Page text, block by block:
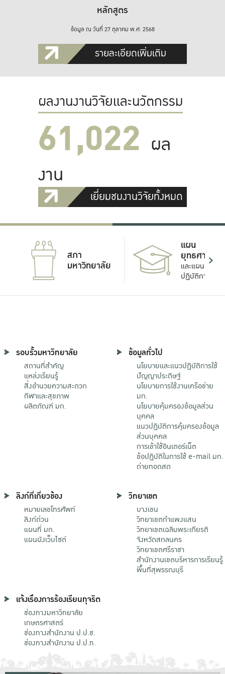
หลักสูตร
ข้อมูล ณ วันที่ 27 ตุลาคม พ.ศ. 2568
รายละเอียดเพิ่มเติม
ผลงานงานวิจัยและนวัตกรรม
61,022 ผล
งาน
เยี่ยมชมงานวิจัยทั้งหมด
สภา
มหาวิทยาลัย
แผน
ยุทธศาสตร์
และแผน
ปฏิบัติการ
รอบรั้วมหาวิทยาลัย
สถานที่สำคัญ
แหล่งเรียนรู้
สิ่งอำนวยความสะดวก
กีฬาและสุขภาพ
ผลิตภัณฑ์ มก.
ข้อมูลทั่วไป
นโยบายและแนวปฏิบัติการใช้
ปัญญาประดิษฐ์
นโยบายการใช้งานเครือข่าย
มก.
นโยบายคุ้มครองข้อมูลส่วน
บุคคล
แนวปฏิบัติการคุ้มครองข้อมูล
ส่วนบุคคล
การเข้าใช้อินเตอร์เน็ต
ข้อปฏิบัติในการใช้ e-mail มก.
ถ่ายทอดสด
ลิงก์ที่เกี่ยวข้อง
หมายเลขโทรศัพท์
ลิงก์ด่วน
แผนที่ มก.
แผนผังเว็บไซต์
วิทยาเขต
บางเขน
วิทยาเขตกําแพงแสน
วิทยาเขตเฉลิมพระเกียรติ
จังหวัดสกลนคร
วิทยาเขตศรีราชา
สำนักงานเขตบริหารการเรียนรู้
พื้นที่สุพรรณบุรี
แจ้งเรื่องการร้องเรียนทุจริต
ช่องทางมหาวิทยาลัย
เกษตรศาสตร์
ช่องทางสำนักงาน ป.ป.ช.
ช่องทางสำนักงาน ป.ป.ท.